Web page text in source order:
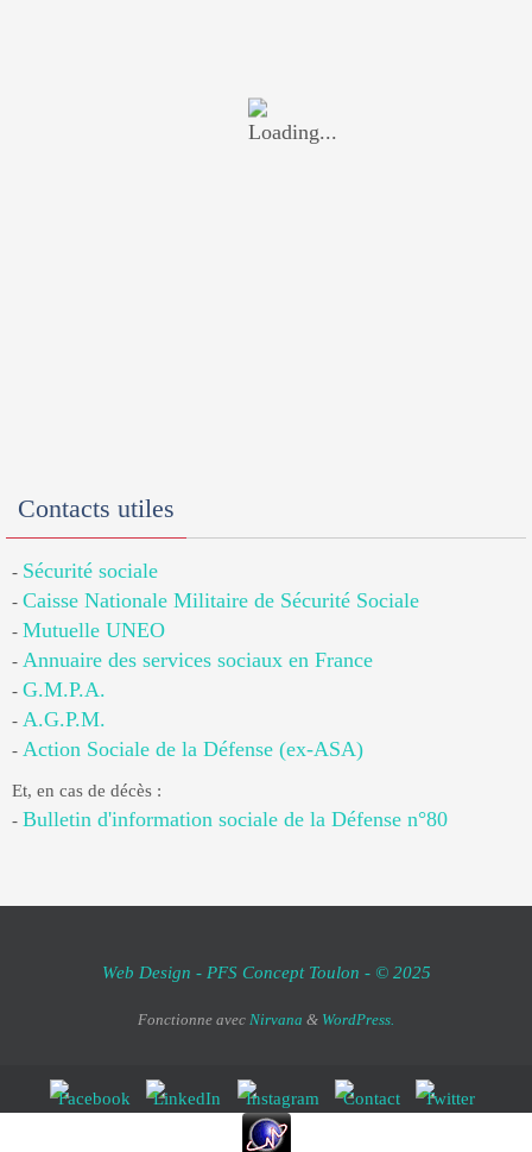
Contacts utiles
- Sécurité sociale
- Caisse Nationale Militaire de Sécurité Sociale
- Mutuelle UNEO
- Annuaire des services sociaux en France
- G.M.P.A.
- A.G.P.M.
- Action Sociale de la Défense (ex-ASA)
Et, en cas de décès :
- Bulletin d'information sociale de la Défense n°80
Web Design - PFS Concept Toulon - © 2025
Fonctionne avec Nirvana & WordPress.